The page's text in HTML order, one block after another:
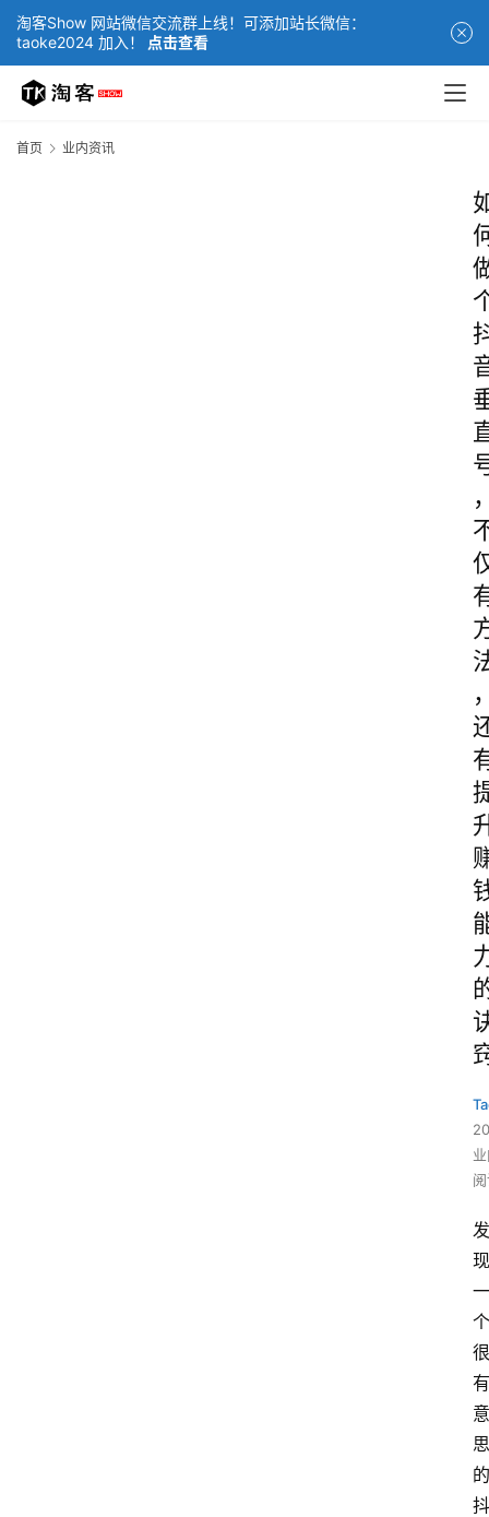
淘客Show 网站微信交流群上线！可添加站长微信：
taoke2024 加入！
点击查看
首页 业内资讯
发
现
一
个
很
有
意
思
的
抖